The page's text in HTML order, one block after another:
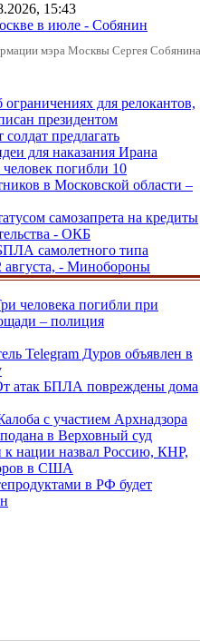
15:43
в июле - Собянин
мэра Москвы Сергея
ограничениях для релокантов,
президентом
предлагать
для наказания Ирана
человек погибли 10
в Московской области –
самозапрета на кредиты
- ОКБ
самолетного типа
- Минобороны
человека погибли при
– полиция
Telegram Дуров объявлен в
атак БПЛА повреждены дома
с участием Архнадзора
в Верховный суд
нации назвал Россию, КНР,
в США
в РФ будет